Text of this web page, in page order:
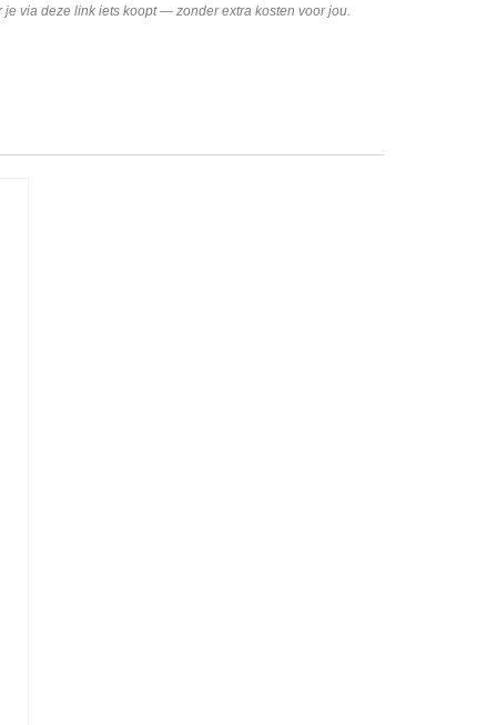
via deze link iets koopt — zonder extra kosten voor jou.